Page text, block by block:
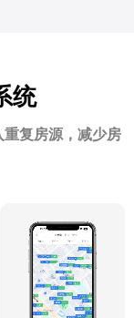
统
复房源，减少房